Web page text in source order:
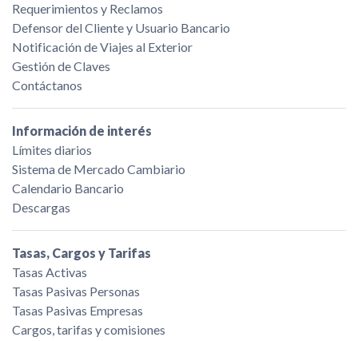
Requerimientos y Reclamos
Defensor del Cliente y Usuario Bancario
Notificación de Viajes al Exterior
Gestión de Claves
Contáctanos
Información de interés
Límites diarios
Sistema de Mercado Cambiario
Calendario Bancario
Descargas
Tasas, Cargos y Tarifas
Tasas Activas
Tasas Pasivas Personas
Tasas Pasivas Empresas
Cargos, tarifas y comisiones